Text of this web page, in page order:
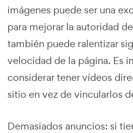
imágenes puede ser una
para mejorar la autoridad
también puede ralentizar
velocidad de la página. Es
considerar tener vídeos
sitio en vez de vincularlos
Demasiados anuncios: si